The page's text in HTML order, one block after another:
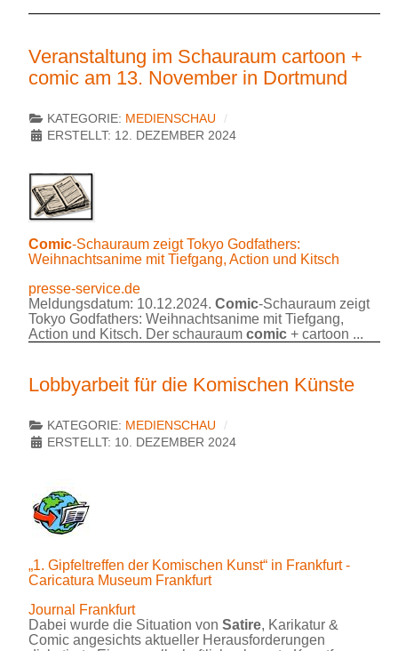
Veranstaltung im Schauraum cartoon +
comic am 13. November in Dortmund
KATEGORIE: MEDIENSCHAU
ERSTELLT: 12. DEZEMBER 2024
Comic-Schauraum zeigt Tokyo Godfathers:
Weihnachtsanime mit Tiefgang, Action und Kitsch
presse-service.de
Meldungsdatum: 10.12.2024. Comic-Schauraum zeigt
Tokyo Godfathers: Weihnachtsanime mit Tiefgang,
Action und Kitsch. Der schauraum comic + cartoon ...
Lobbyarbeit für die Komischen Künste
KATEGORIE: MEDIENSCHAU
ERSTELLT: 10. DEZEMBER 2024
„1. Gipfeltreffen der Komischen Kunst“ in Frankfurt -
Caricatura Museum Frankfurt
Journal Frankfurt
Dabei wurde die Situation von Satire, Karikatur &
Comic angesichts aktueller Herausforderungen